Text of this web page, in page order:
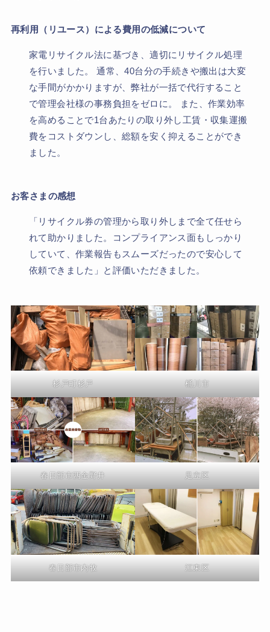
再利用（リユース）による費用の低減について
家電リサイクル法に基づき、適切にリサイクル処理
を行いました。 通常、40台分の手続きや搬出は大変
な手間がかかりますが、弊社が一括で代行すること
で管理会社様の事務負担をゼロに。 また、作業効率
を高めることで1台あたりの取り外し工賃・収集運搬
費をコストダウンし、総額を安く抑えることができ
ました。
お客さまの感想
「リサイクル券の管理から取り外しまで全て任せら
れて助かりました。コンプライアンス面もしっかり
していて、作業報告もスムーズだったので安心して
依頼できました」と評価いただきました。
杉戸町杉戸 桶川市
春日部市西金野井 足立区
春日部市内牧 江東区